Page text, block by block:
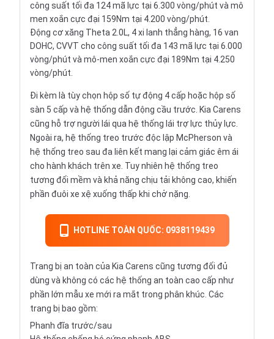
công suất tối đa 124 mã lực tại 6.300 vòng/phút và mô
men xoắn cực đại 159Nm tại 4.200 vòng/phút.
Động cơ xăng Theta 2.0L, 4 xi lanh thẳng hàng, 16 van
DOHC, CVVT cho công suất tối đa 143 mã lực tại 6.000
vòng/phút và mô-men xoắn cực đại 189Nm tại 4.250
vòng/phút.
Đi kèm là tùy chọn hộp số tự động 4 cấp hoặc hộp số
sàn 5 cấp và hệ thống dẫn động cầu trước. Kia Carens
cũng hỗ trợ người lái qua hệ thống lái trợ lực thủy lực.
Ngoài ra, hệ thống treo trước độc lập McPherson và
hệ thống treo sau đa liên kết mang lại cảm giác êm ái
cho hành khách trên xe. Tuy nhiên hệ thống treo
tương đối mềm và khả năng chịu tải không cao, khiến
phần đuôi xe xệ xuống thấp khi chở nặng.
HOTLINE TOÀN QUỐC: 0938119439
Trang bị an toàn của Kia Carens cũng tương đối đủ
dùng và không có các hệ thống an toàn cao cấp như
phần lớn mẫu xe mới ra mắt trong phân khúc. Các
trang bị bao gồm:
Phanh đĩa trước/sau